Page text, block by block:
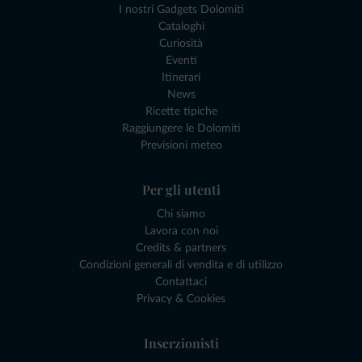
I nostri Gadgets Dolomiti
Cataloghi
Curiosità
Eventi
Itinerari
News
Ricette tipiche
Raggiungere le Dolomiti
Previsioni meteo
Per gli utenti
Chi siamo
Lavora con noi
Credits & partners
Condizioni generali di vendita e di utilizzo
Contattaci
Privacy & Cookies
Inserzionisti